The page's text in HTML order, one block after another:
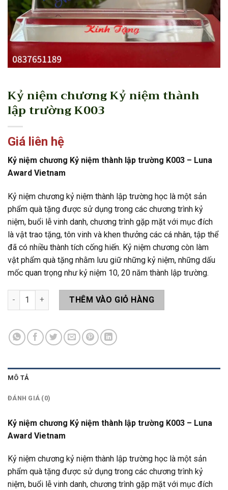
Kỷ niệm chương Kỷ niệm thành
lập trường K003
Giá liên hệ
Kỷ niệm chương Kỷ niệm thành lập trường K003 – Luna
Award Vietnam
Kỷ niệm chương kỷ niệm thành lập trường học là một sản
phẩm quà tặng được sử dụng trong các chương trình kỷ
niệm, buổi lễ vinh danh, chương trình gặp mặt với mục đích
là vật trao tặng, tôn vinh và khen thưởng các cá nhân, tập thể
đã có nhiều thành tích cống hiến. Kỷ niệm chương còn làm
vật phẩm quà tặng nhằm lưu giữ những kỷ niệm, những dấu
mốc quan trọng như kỷ niệm 10, 20 năm thành lập trường.
Kỷ niệm chương Kỷ niệm thành lập trường K003 số lượng
THÊM VÀO GIỎ HÀNG
MÔ TẢ
ĐÁNH GIÁ (0)
Kỷ niệm chương Kỷ niệm thành lập trường K003 – Luna
Award Vietnam
Kỷ niệm chương kỷ niệm thành lập trường học là một sản
phẩm quà tặng được sử dụng trong các chương trình kỷ
niệm, buổi lễ vinh danh, chương trình gặp mặt với mục đích